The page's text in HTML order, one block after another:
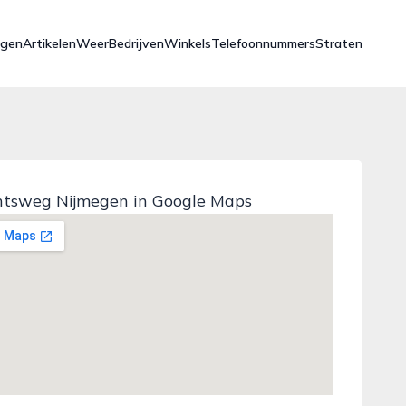
ArtikelenWeerBedrijvenWinkelsTelefoonnummersStraten
Nijmegen in Google Maps